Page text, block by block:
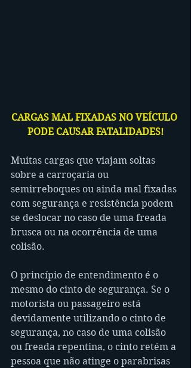
CARGAS MAL FIXADAS NO VEÍCULO
PODE CAUSAR FATALIDADES!
Muitas cargas que viajam soltas
sobre a carroçaria ou
semirreboques ou ainda mal fixadas
com segurança e resistência podem
se deslocar no caso de uma freada
brusca ou na ocorrência de uma
colisão.
O princípio de entendimento é o
mesmo do cinto de segurança. Se o
motorista ou passageiro está
devidamente utilizando o cinto de
segurança, no caso de uma colisão
ou freada repentina, o cinto retém a
pessoa que não atinge o parabrisas